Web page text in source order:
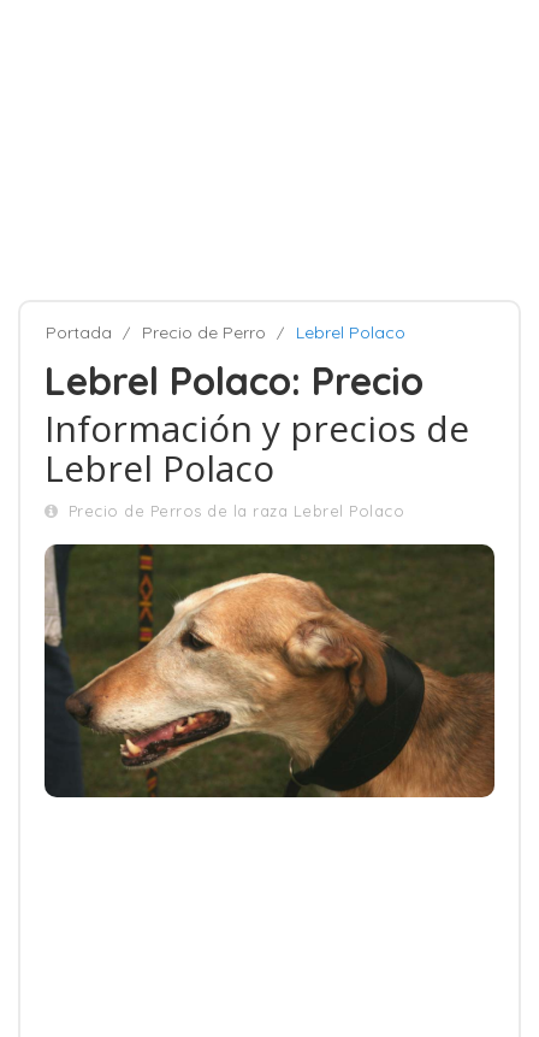
Portada Precio de Perro Lebrel Polaco
Lebrel Polaco: Precio
Información y precios de
Lebrel Polaco
Precio de Perros de la raza Lebrel Polaco